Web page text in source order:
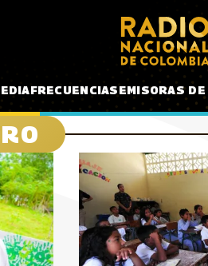
FRECUENCIASEMISORAS DE